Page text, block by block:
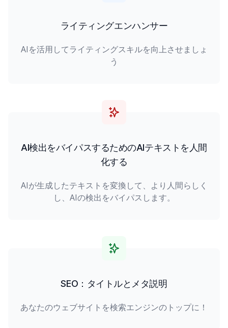
ライティングエンハンサー
AIを活用してライティングスキルを向上させましょ
う
AI検出をバイパスするためのAIテキストを人間
化する
AIが生成したテキストを変換して、より人間らしく
し、AIの検出をバイパスします。
SEO：タイトルとメタ説明
あなたのウェブサイトを検索エンジンのトップに！